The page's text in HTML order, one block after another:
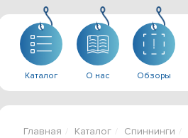
Каталог О нас Обзоры
Главная Каталог Спиннинги